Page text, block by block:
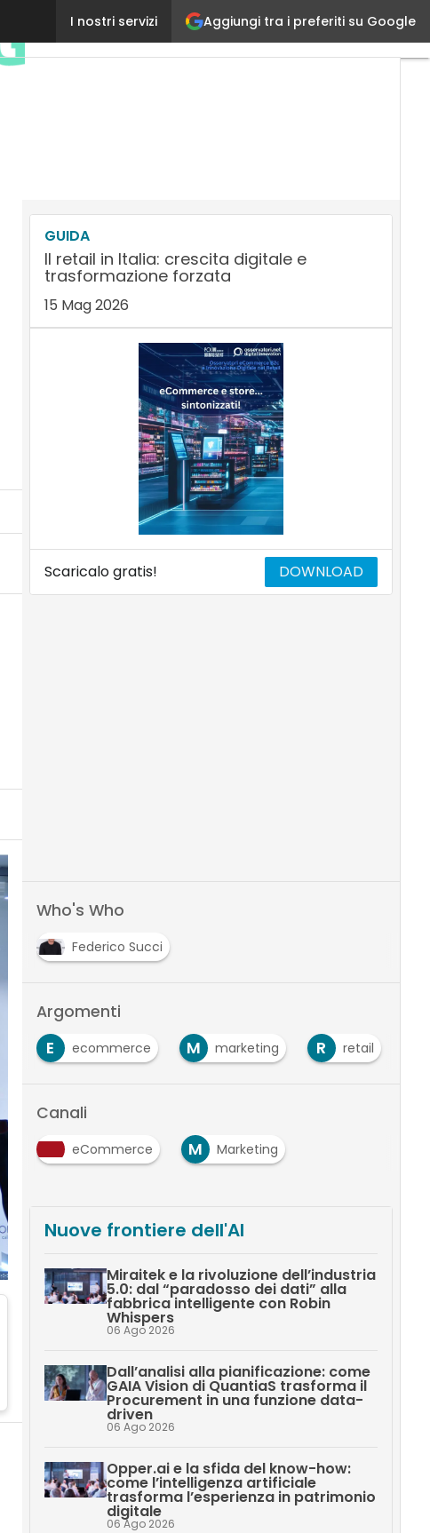
Aggiungi tra i preferiti su Google
I nostri servizi
Calzedonia si dota di una piattaforma di
GUIDA
Il retail in Italia: crescita digitale e
trasformazione forzata
15 Mag 2026
Scaricalo gratis! DOWNLOAD
Who's Who
Federico Succi
Argomenti
E ecommerce M marketing R retail
Canali
eCommerce M Marketing
Nuove frontiere dell'AI
Miraitek e la rivoluzione dell’industria
5.0: dal “paradosso dei dati” alla
fabbrica intelligente con Robin
Whispers
06 Ago 2026
Dall’analisi alla pianificazione: come
GAIA Vision di QuantiaS trasforma il
Procurement in una funzione data-
driven
06 Ago 2026
Opper.ai e la sfida del know-how:
come l’intelligenza artificiale
trasforma l’esperienza in patrimonio
digitale
06 Ago 2026